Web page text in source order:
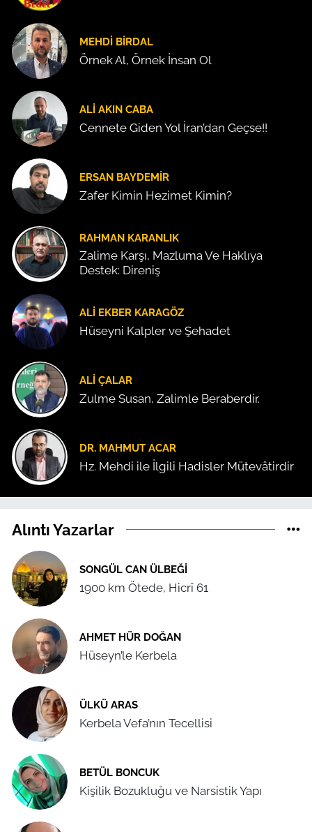
MEHDI BIRDAL
Örnek Al, Örnek İnsan Ol
ALI AKIN CABA
Cennete Giden Yol İran’dan Geçse!!
ERSAN BAYDEMIR
Zafer Kimin Hezimet Kimin?
RAHMAN KARANLIK
Zalime Karşı, Mazluma Ve Haklıya
Destek: Direniş
ALI EKBER KARAGÖZ
Hüseyni Kalpler ve Şehadet
ALI ÇALAR
Zulme Susan, Zalimle Beraberdir.
DR. MAHMUT ACAR
Hz. Mehdi ile İlgili Hadisler Mütevâtirdir
Alıntı Yazarlar
SONGÜL CAN ÜLBEĞI
1900 km Ötede, Hicrî 61
AHMET HÜR DOĞAN
Hüseyn’le Kerbela
ÜLKÜ ARAS
Kerbela Vefa’nın Tecellisi
BETÜL BONCUK
Kişilik Bozukluğu ve Narsistik Yapı